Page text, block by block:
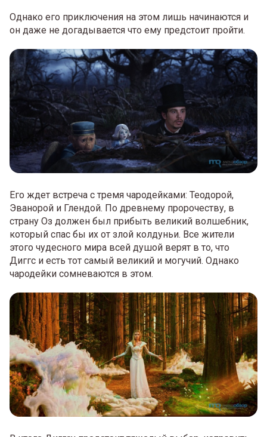
Однако его приключения на этом лишь начинаются и
он даже не догадывается что ему предстоит пройти.
Его ждет встреча с тремя чародейками: Теодорой,
Эванорой и Глендой. По древнему пророчеству, в
страну Оз должен был прибыть великий волшебник,
который спас бы их от злой колдуньи. Все жители
этого чудесного мира всей душой верят в то, что
Диггс и есть тот самый великий и могучий. Однако
чародейки сомневаются в этом.